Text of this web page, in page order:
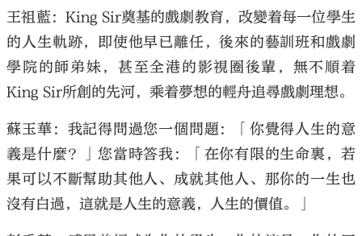
王祖藍：King Sir奠基的戲劇教育，改變着每一位學生
的人生軌跡，即使他早已離任，後來的藝訓班和戲劇
學院的師弟妹，甚至全港的影視圈後輩，無不順着
King Sir所創的先河，乘着夢想的輕舟追尋戲劇理想。
蘇玉華：我記得問過您一個問題：「你覺得人生的意
義是什麼？」您當時答我：「在你有限的生命裏，若
果可以不斷幫助其他人、成就其他人、那你的一生也
沒有白過，這就是人生的意義，人生的價值。」